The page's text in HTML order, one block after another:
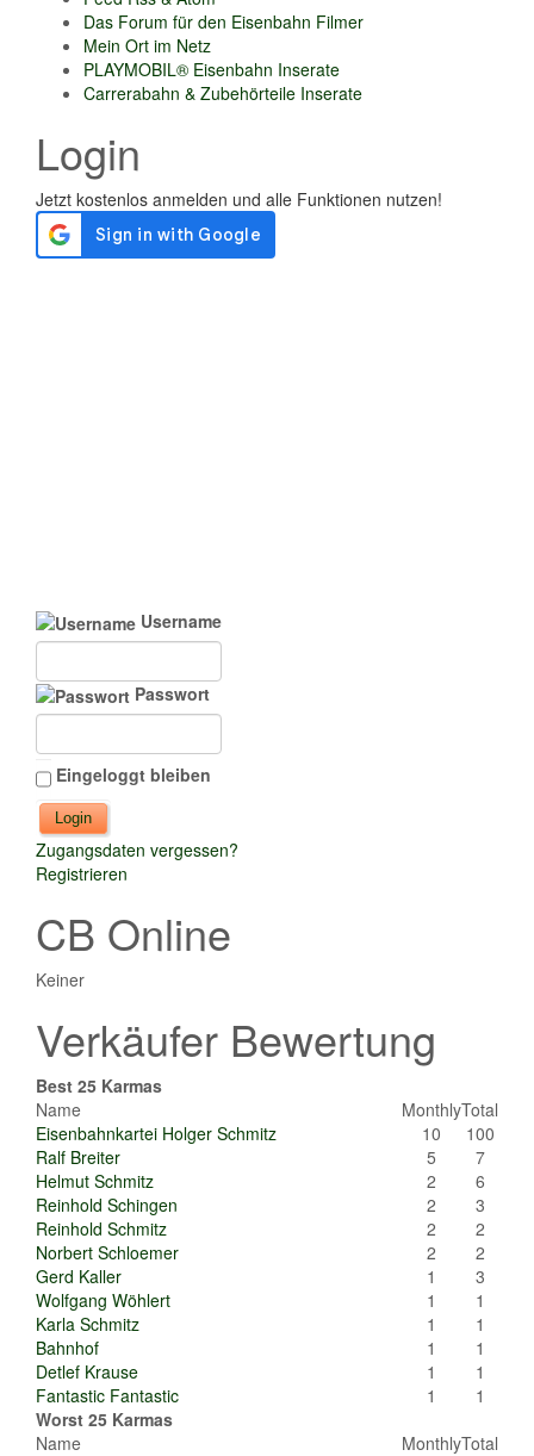
Das Forum für den Eisenbahn Filmer
Mein Ort im Netz
PLAYMOBIL® Eisenbahn Inserate
Carrerabahn & Zubehörteile Inserate
Login
Username
Passwort
Eingeloggt bleiben
Zugangsdaten vergessen?
Registrieren
CB Online
Keiner
Verkäufer Bewertung
Best 25 Karmas
Name
MonthlyTotal
Eisenbahnkartei Holger Schmitz
10
100
Ralf Breiter
5
7
Helmut Schmitz
2
6
Reinhold Schingen
2
3
Reinhold Schmitz
2
2
Norbert Schloemer
2
2
Gerd Kaller
1
3
Wolfgang Wöhlert
1
1
Karla Schmitz
1
1
Bahnhof
1
1
Detlef Krause
1
1
Fantastic Fantastic
1
1
Worst 25 Karmas
Name
MonthlyTotal